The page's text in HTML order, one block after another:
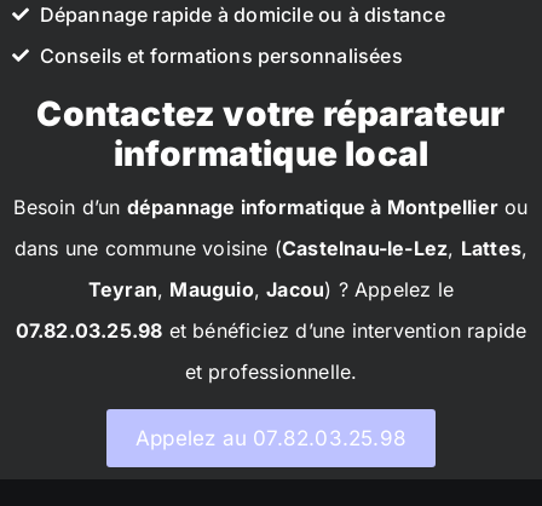
Dépannage rapide à domicile ou à distance
Conseils et formations personnalisées
Contactez votre réparateur
informatique local
Besoin d’un dépannage informatique à Montpellier ou
dans une commune voisine (Castelnau-le-Lez, Lattes,
Teyran, Mauguio,Jacou) ? Appelez le
07.82.03.25.98 et bénéficiez d’une intervention rapide
et professionnelle.
Appelez au 07.82.03.25.98